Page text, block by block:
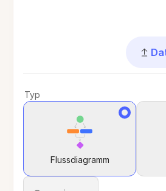
Typ
Flussdiagramm